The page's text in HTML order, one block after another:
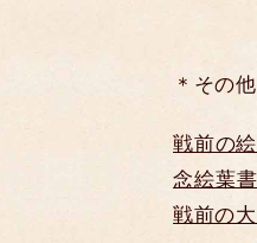
＊その
戦前の
念絵葉
戦前の